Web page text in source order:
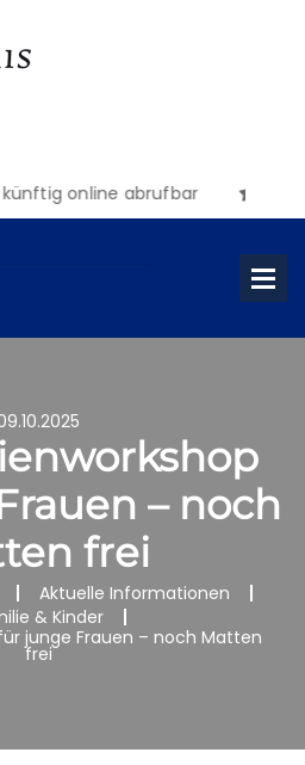
online abrufbar
– noch
frei
Aktuelle Informationen
& Kinder
junge Frauen – noch Matten
frei